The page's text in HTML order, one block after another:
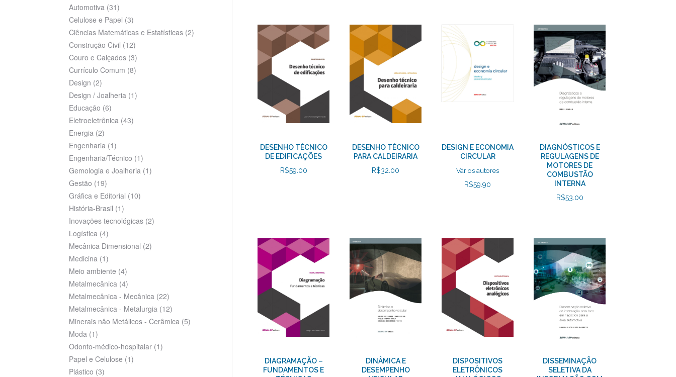
DESENHO TÉCNICO
DE EDIFICAÇÕES
R$59.00
DESENHO TÉCNICO
PARA CALDEIRARIA
R$32.00
DESIGN E ECONOMIA
CIRCULAR
Vários autores
R$59.90
DIAGNÓSTICOS E
REGULAGENS DE
MOTORES DE
COMBUSTÃO
INTERNA
R$53.00
DIAGRAMAÇÃO –
FUNDAMENTOS E
DINÂMICA E
DESEMPENHO
DISPOSITIVOS
ELETRÔNICOS
DISSEMINAÇÃO
SELETIVA DA
Automotiva (31)
Celulose e Papel (3)
Ciências Matemáticas e Estatísticas (2)
Construção Civil (12)
Couro e Calçados (3)
Currículo Comum (8)
Design (2)
Design / Joalheria (1)
Educação (6)
Eletroeletrônica (43)
Energia (2)
Engenharia (1)
Engenharia/Técnico (1)
Gemologia e Joalheria (1)
Gestão (19)
Gráfica e Editorial (10)
História-Brasil (1)
Inovações tecnológicas (2)
Logística (4)
Mecânica Dimensional (2)
Medicina (1)
Meio ambiente (4)
Metalmecânica (4)
Metalmecânica - Mecânica (22)
Metalmecânica - Metalurgia (12)
Minerais nâo Metálicos - Cerâmica (5)
Moda (1)
Odonto-médico-hospitalar (1)
Papel e Celulose (1)
Plástico (3)